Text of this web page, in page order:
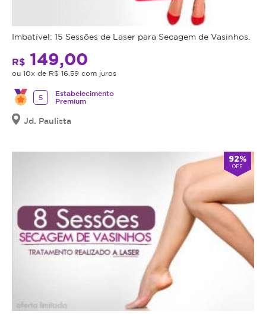
Imbatível: 15 Sessões de Laser para Secagem de Vasinhos.
R$ 149,00
ou 10x de R$ 16,59 com juros
5
Estabelecimento
Premium
Jd. Paulista
92%
OFF